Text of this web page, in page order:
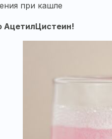
при кашле
АцетилЦистеин!